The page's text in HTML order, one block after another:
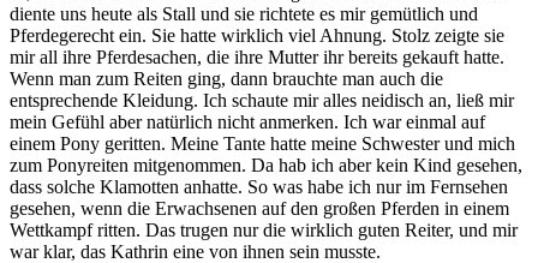
diente uns heute als Stall und sie richtete es mir gemütlich und
Pferdegerecht ein. Sie hatte wirklich viel Ahnung. Stolz zeigte sie
mir all ihre Pferdesachen, die ihre Mutter ihr bereits gekauft hatte.
Wenn man zum Reiten ging, dann brauchte man auch die
entsprechende Kleidung. Ich schaute mir alles neidisch an, ließ mir
mein Gefühl aber natürlich nicht anmerken. Ich war einmal auf
einem Pony geritten. Meine Tante hatte meine Schwester und mich
zum Ponyreiten mitgenommen. Da hab ich aber kein Kind gesehen,
dass solche Klamotten anhatte. So was habe ich nur im Fernsehen
gesehen, wenn die Erwachsenen auf den großen Pferden in einem
Wettkampf ritten. Das trugen nur die wirklich guten Reiter, und mir
war klar, das Kathrin eine von ihnen sein musste.